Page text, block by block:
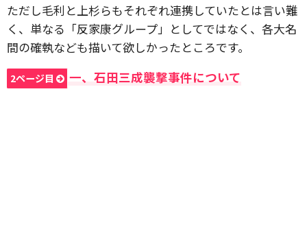
ただし毛利と上杉らもそれぞれ連携していたとは言い難
く、単なる「反家康グループ」としてではなく、各大名
間の確執なども描いて欲しかったところです。
2ページ目 一、石田三成襲撃事件について